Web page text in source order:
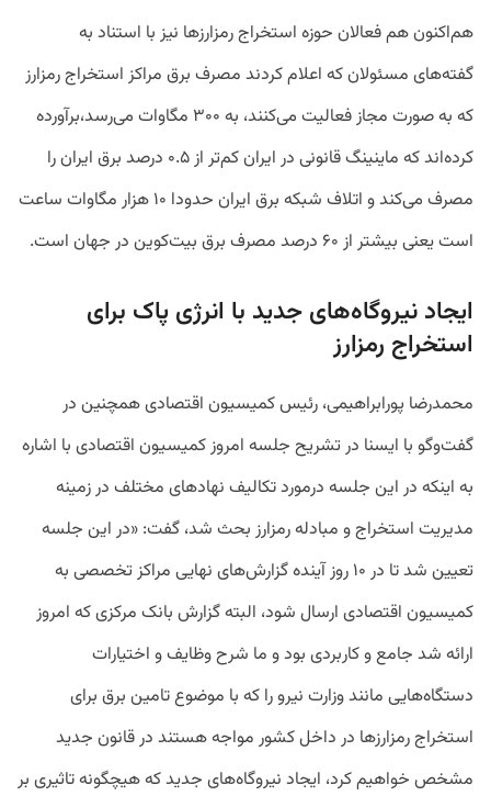
هم‌اکنون هم فعالان حوزه استخراج رمزارزها نیز با استناد به
گفته‌های مسئولان که اعلام کردند مصرف برق مراکز استخراج رمزارز
که به صورت مجاز فعالیت می‌کنند، به ۳۰۰ مگاوات می‌رسد،برآورده
کرده‌اند که ماینینگ قانونی در ایران کم‌تر از ۰.۵ درصد برق ایران را
مصرف می‌کند و اتلاف شبکه برق ایران حدودا ۱۰ هزار مگاوات ساعت
است یعنی بیشتر از ۶۰ درصد مصرف برق بیت‌کوین در جهان است.
ایجاد نیروگاه‌های جدید با انرژی پاک برای
استخراج رمزارز
محمدرضا پورابراهیمی، رئیس کمیسیون اقتصادی همچنین در
گفت‌وگو با ایسنا در تشریح جلسه امروز کمیسیون اقتصادی با اشاره
به اینکه در این جلسه درمورد تکالیف نهادهای مختلف در زمینه
مدیریت استخراج و مبادله رمزارز بحث شد، گفت: «در این جلسه
تعیین شد تا در ۱۰ روز آینده گزارش‌های نهایی مراکز تخصصی به
کمیسیون اقتصادی ارسال شود، البته گزارش بانک مرکزی که امروز
ارائه شد جامع و کاربردی بود و ما شرح وظایف و اختیارات
دستگاه‌هایی مانند وزارت نیرو را که با موضوع تامین برق برای
استخراج رمزارزها در داخل کشور مواجه هستند در قانون جدید
مشخص خواهیم کرد، ایجاد نیروگاه‌های جدید که هیچگونه تاثیری بر